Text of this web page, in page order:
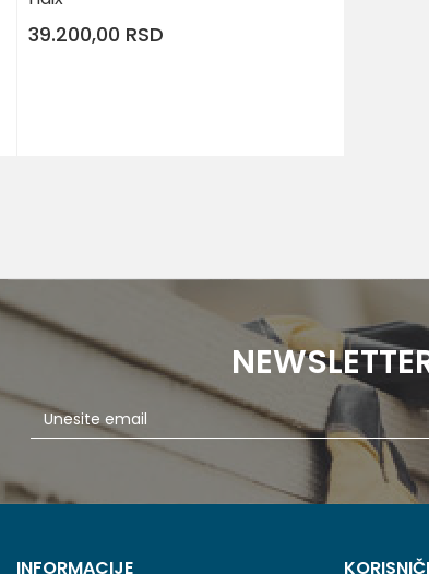
39.200,00 RSD
INFORMACIJE